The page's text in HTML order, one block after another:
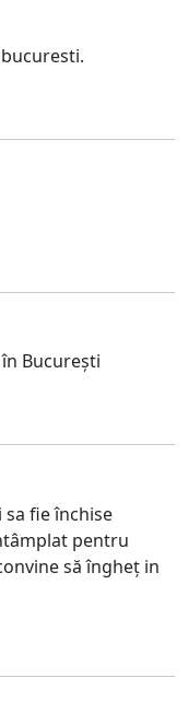
București
sa fie închise
pentru
să îngheț in